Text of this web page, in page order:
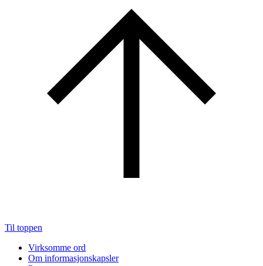
Til toppen
Virksomme ord
Om informasjonskapsler